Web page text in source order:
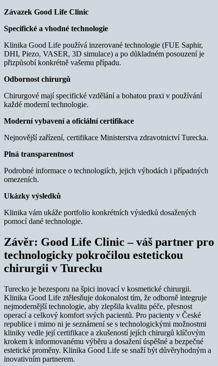
Závazek Good Life Clinic
Specifické a vhodné technologie
Klinika Good Life používá inzerované technologie (FUE Saphir,
DHI, Piezo, VASER, 3D simulace) a po důkladném posouzení je
přizpůsobí konkrétně vašemu případu.
Odbornost chirurgů
Chirurgové mají specifické vzdělání a bohatou praxi v používání
každé moderní technologie.
Moderní vybavení a oficiální certifikace
Nejnovější zařízení, certifikace Ministerstva zdravotnictví Turecka.
Plná transparentnost
Podrobné informace o technologiích, jejich výhodách i případných
omezeních.
Ukázky výsledků
Klinika vám ukáže portfolio konkrétních výsledků dosažených
pomocí dané technologie.
Závěr: Good Life Clinic – váš partner pro
technologicky pokročilou estetickou
chirurgii v Turecku
Turecko je bezesporu na špici inovací v kosmetické chirurgii.
Klinika Good Life ztělesňuje dokonalost tím, že odborně integruje
nejmodernější technologie, aby zlepšila kvalitu péče, přesnost
operací a celkový komfort svých pacientů. Pro pacienty v České
republice i mimo ni je seznámení se s technologickými možnostmi
kliniky vedle její certifikace a zkušeností jejích chirurgů klíčovým
krokem k informovanému výběru a dosažení úspěšné a bezpečné
estetické proměny. Klinika Good Life se snaží být důvěryhodným a
inovativním partnerem.